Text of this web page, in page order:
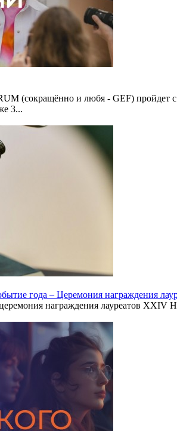
(сокращённо и любя - GEF)
3...
года – Церемония награждения
награждения лауреатов